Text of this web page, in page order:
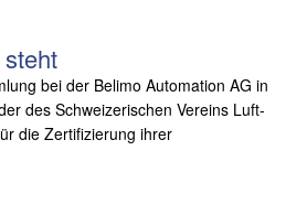
bei der Belimo Automation AG in
des Schweizerischen Vereins Luft-
die Zertifizierung ihrer